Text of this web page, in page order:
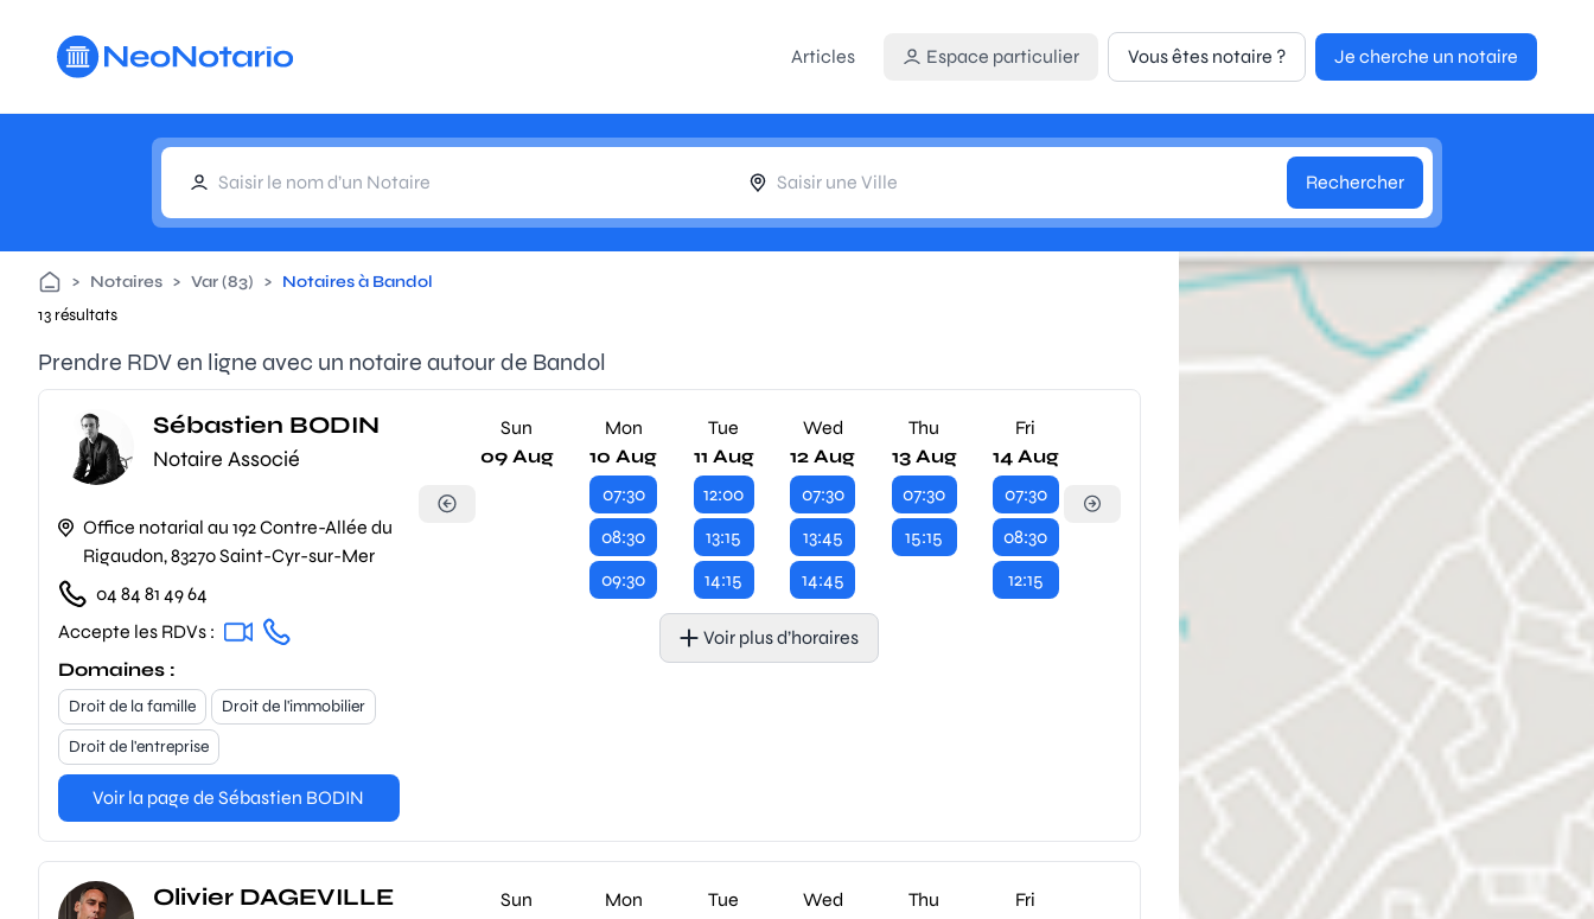
Articles
Espace particulier Vous êtes notaire ? Je cherche un notaire
Rechercher
> Notaires > Var (83) > Notaires à Bandol
13 résultats
Prendre RDV en ligne avec un notaire autour de Bandol
Sébastien BODIN
Notaire Associé
Office notarial au 192 Contre-Allée du
Rigaudon, 83270 Saint-Cyr-sur-Mer
04 84 81 49 64
Accepte les RDVs :
Domaines :
Droit de la famille
Droit de l'immobilier
Droit de l'entreprise
Voir la page de Sébastien BODIN
Sun
09 Aug
Mon
10 Aug
07:30
08:30
09:30
Tue
11 Aug
12:00
13:15
14:15
Wed
12 Aug
07:30
13:45
14:45
Thu
13 Aug
07:30
15:15
Fri
14 Aug
07:30
08:30
12:15
Voir plus d’horaires
Olivier DAGEVILLE
Sun
Mon
Tue
Wed
Thu
Fri